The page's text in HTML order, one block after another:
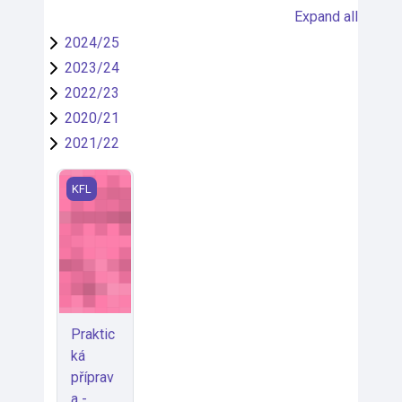
Expand all
2024/25
2023/24
2022/23
2020/21
2021/22
Praktická příprava - praxe
KFL
Praktic
ká
příprav